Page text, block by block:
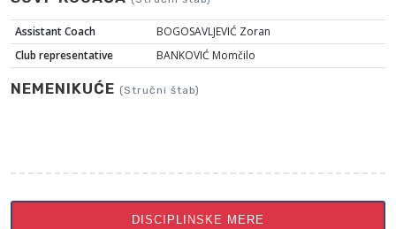
Assistant Coach
BOGOSAVLJEVIĆ Zoran
Club representative
BANKOVIĆ Momčilo
NEMENIKUĆE (Stručni štab)
DISCIPLINSKE MERE